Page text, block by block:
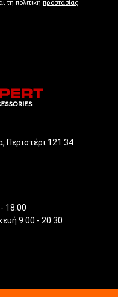
τη πολιτική προστασίας
Περιστέρι 121 34
18:00
9:00 - 20:30